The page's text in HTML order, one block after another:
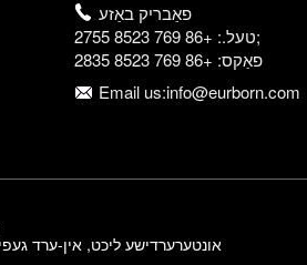
פאַבריק באַזע
טעל.: +86 769 8523 2755;
פאַקס: +86 769 8523 2835
Email us:info@eurborn.com
אונטערערדישע ליכט, אין-ערד